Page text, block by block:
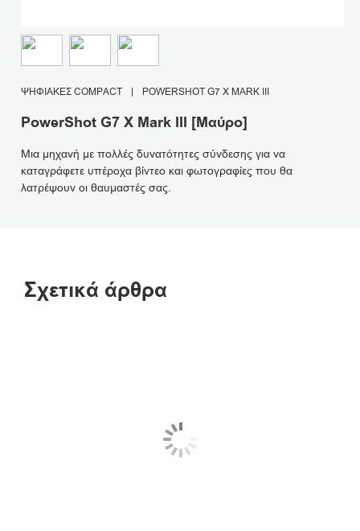
ΨΗΦΙΑΚΈΣ COMPACT | POWERSHOT G7 X MARK III
PowerShot G7 X Mark III [Μαύρο]
Μια μηχανή με πολλές δυνατότητες σύνδεσης για να
καταγράφετε υπέροχα βίντεο και φωτογραφίες που θα
λατρέψουν οι θαυμαστές σας.
Σχετικά άρθρα